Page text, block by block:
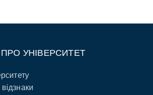
ПРО УНІВЕРСИТЕТ